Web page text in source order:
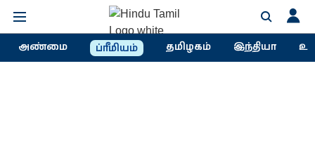
அண்மை ப்ரீமியம் தமிழகம் இந்தியா